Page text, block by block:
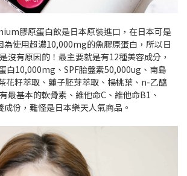
膠原蛋白飲是日本原裝進口，在日本可是
為使用超濃10,000mg的魚膠原蛋白，所以日
沒有原因的！最主要就是有12種美容成分，
白10,000mg、SPF胎盤素50,000ug、南島
花籽萃取、蓮子胚芽萃取、楊桃葉、n-乙醯
最基本的軟骨素、維他命C、維他命B1、
份，難怪是日本樂天人氣商品。